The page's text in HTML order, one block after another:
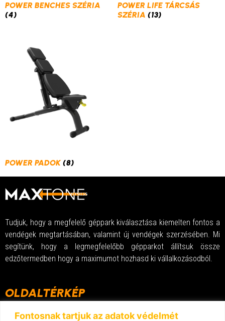
Fontosnak tartjuk az adatok védelmét
POWER BENCHES SZÉRIA
(4)
POWER LIFE TÁRCSÁS
SZÉRIA (13)
POWER PADOK(8)
Tudjuk, hogy a megfelelő géppark kiválasztása kiemelten fontos a
vendégek megtartásában, valamint új vendégek szerzésében. Mi
segítünk, hogy a legmegfelelőbb gépparkot állítsuk össze
edzőtermedben hogy a maximumot hozhasd ki vállalkozásodból.
OLDALTÉRKÉP
Kezdőlap